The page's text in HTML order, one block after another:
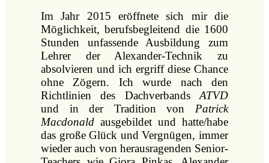
Im Jahr 2015 eröffnete sich mir die
Möglichkeit, berufsbegleitend die 1600
Stunden unfassende Ausbildung zum
Lehrer der Alexander-Technik zu
absolvieren und ich ergriff diese Chance
ohne Zögern. Ich wurde nach den
Richtlinien des Dachverbands ATVD
und in der Tradition von Patrick
Macdonald ausgebildet und hatte/habe
das große Glück und Vergnügen, immer
wieder auch von herausragenden Senior-